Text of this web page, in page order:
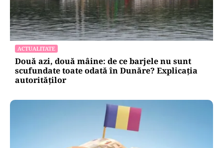
ACTUALITATE
Două azi, două mâine: de ce barjele nu sunt
scufundate toate odată în Dunăre? Explicația
autorităților